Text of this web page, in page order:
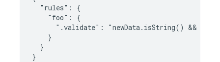
  "rules": {
    "foo": {
".validate": "newData.isString() &&
    }
  }
}